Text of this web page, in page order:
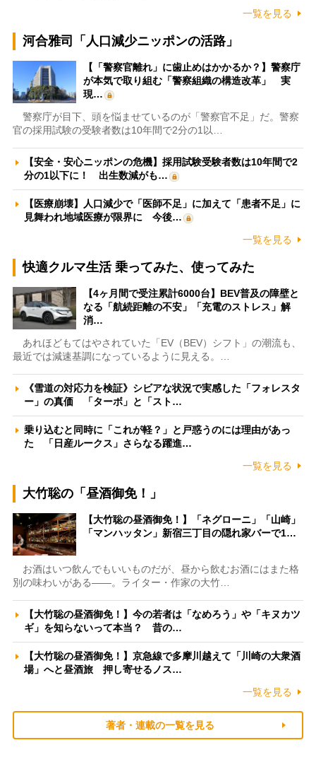
一覧を見る
河合雅司「人口減少ニッポンの活路」
【「警察官離れ」に歯止めはかかるか？】警察庁
が本気で取り組む「警察組織の構造改革」 実
現…
警察庁が目下、頭を悩ませているのが「警察官不足」だ。警察
官の採用試験の受験者数は10年間で2分の1以…
【安全・安心ニッポンの危機】採用試験受験者数は10年間で2
分の1以下に！ 出生数減がも…
【医療崩壊】人口減少で「医師不足」に加えて「患者不足」に
見舞われ地域医療が限界に 今後…
一覧を見る
快適クルマ生活 乗ってみた、使ってみた
【4ヶ月間で受注累計6000台】BEV普及の障壁と
なる「航続距離の不安」「充電のストレス」解
消…
あれほどもてはやされていた「EV（BEV）シフト」の潮流も、
最近では減速基調になっているように見える。…
《雪道の対応力を検証》シビアな状況で実感した「フォレスタ
ー」の真価 「ターボ」と「スト…
乗り込むと同時に「これが軽？」と戸惑うのには理由があっ
た 「日産ルークス」さらなる躍進…
一覧を見る
大竹聡の「昼酒御免！」
【大竹聡の昼酒御免！】「ネグローニ」「山崎」
「マンハッタン」新宿三丁目の隠れ家バーで1…
お酒はいつ飲んでもいいものだが、昼から飲むお酒にはまた格
別の味わいがある――。ライター・作家の大竹…
【大竹聡の昼酒御免！】今の若者は「なめろう」や「キヌカツ
ギ」を知らないって本当？ 昔の…
【大竹聡の昼酒御免！】京急線で多摩川越えて「川崎の大衆酒
場」へと昼酒旅 押し寄せるノス…
一覧を見る
著者・連載の一覧を見る